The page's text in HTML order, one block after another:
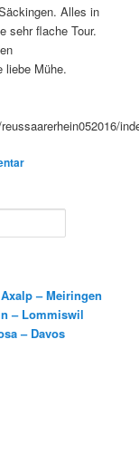
Alles in
sehr flache Tour.
liebe Mühe.
– Meiringen
– Lommiswil
– Davos